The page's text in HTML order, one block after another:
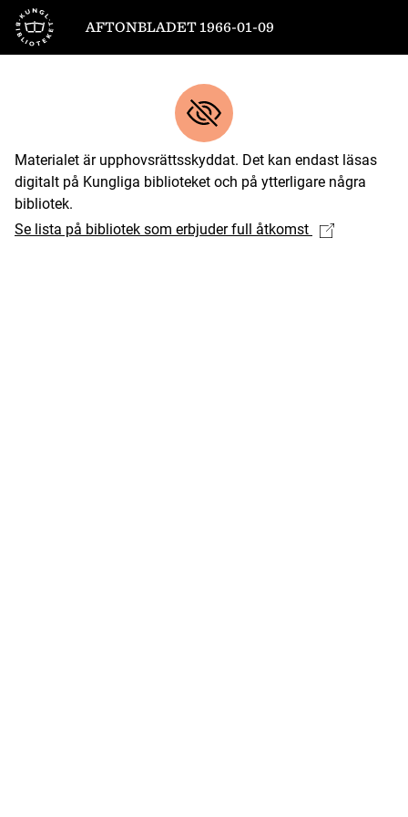
Till startsidan
AFTONBLADET 1966-01-09
Materialet är upphovsrättsskyddat. Det kan endast läsas
digitalt på Kungliga biblioteket och på ytterligare några
bibliotek.
Se lista på bibliotek som erbjuder full åtkomst